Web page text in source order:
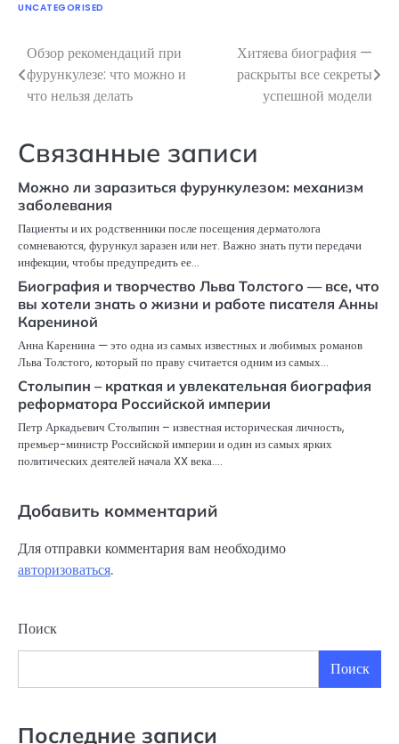
UNCATEGORISED
Навигация
по
Обзор рекомендаций при
фурункулезе: что можно и
что нельзя делать
Хитяева биография —
раскрыты все секреты
успешной модели
Связанные записи
Можно ли заразиться фурункулезом: механизм
заболевания
Пациенты и их родственники после посещения дерматолога
сомневаются, фурункул заразен или нет. Важно знать пути передачи
инфекции, чтобы предупредить ее…
Биография и творчество Льва Толстого — все, что
вы хотели знать о жизни и работе писателя Анны
Карениной
Анна Каренина — это одна из самых известных и любимых романов
Льва Толстого, который по праву считается одним из самых…
Столыпин – краткая и увлекательная биография
реформатора Российской империи
Петр Аркадьевич Столыпин – известная историческая личность,
премьер-министр Российской империи и один из самых ярких
политических деятелей начала XX века.…
Добавить комментарий
Для отправки комментария вам необходимо
авторизоваться.
Поиск
Поиск
Последние записи